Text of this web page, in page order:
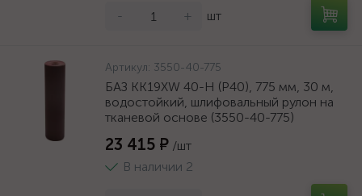
- + шт
Артикул: 3550-40-775
БАЗ KK19XW 40-H (Р40), 775 мм, 30 м,
водостойкий, шлифовальный рулон на
тканевой основе (3550-40-775)
23 415 ₽ /шт
В наличии 2